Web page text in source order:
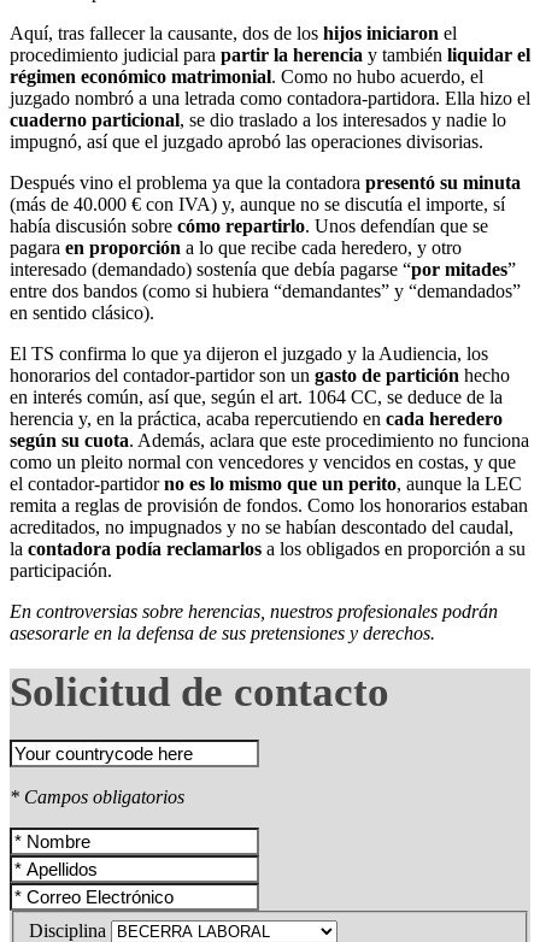
Aquí, tras fallecer la causante, dos de los hijos iniciaron el
procedimiento judicial para partir la herencia y también liquidar el
régimen económico matrimonial. Como no hubo acuerdo, el
juzgado nombró a una letrada como contadora-partidora. Ella hizo el
cuaderno particional, se dio traslado a los interesados y nadie lo
impugnó, así que el juzgado aprobó las operaciones divisorias.
Después vino el problema ya que la contadora presentó su minuta
(más de 40.000 € con IVA) y, aunque no se discutía el importe, sí
había discusión sobre cómo repartirlo. Unos defendían que se
pagara en proporción a lo que recibe cada heredero, y otro
interesado (demandado) sostenía que debía pagarse “por mitades”
entre dos bandos (como si hubiera “demandantes” y “demandados”
en sentido clásico).
El TS confirma lo que ya dijeron el juzgado y la Audiencia, los
honorarios del contador-partidor son un gasto de partición hecho
en interés común, así que, según el art. 1064 CC, se deduce de la
herencia y, en la práctica, acaba repercutiendo en cada heredero
según su cuota. Además, aclara que este procedimiento no funciona
como un pleito normal con vencedores y vencidos en costas, y que
el contador-partidorno es lo mismo que un perito, aunque la LEC
remita a reglas de provisión de fondos. Como los honorarios estaban
acreditados, no impugnados y no se habían descontado del caudal,
la contadora podía reclamarlos a los obligados en proporción a su
participación.
En controversias sobre herencias, nuestros profesionales podrán
asesorarle en la defensa de sus pretensiones y derechos.
Solicitud de contacto
* Campos obligatorios
Disciplina